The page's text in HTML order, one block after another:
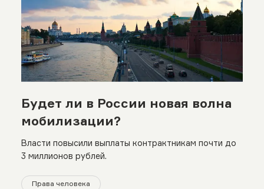
Будет ли в России новая волна
мобилизации?
Власти повысили выплаты контрактникам почти до
3 миллионов рублей.
Права человека